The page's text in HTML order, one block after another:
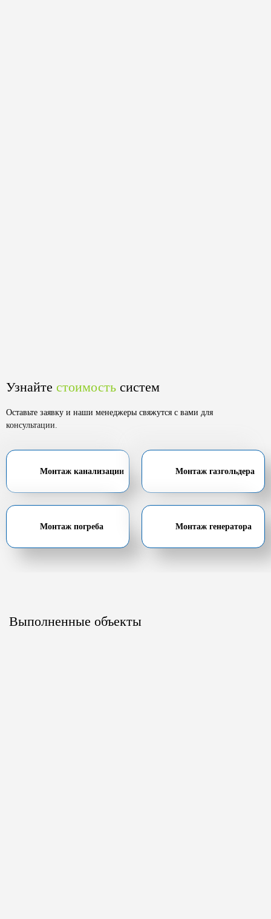
Узнайте стоимость систем
Оставьте заявку и наши менеджеры свяжутся с вами для
консультации.
Монтаж канализации Монтаж газгольдера
Монтаж погреба Монтаж генератора
Выполненные объекты